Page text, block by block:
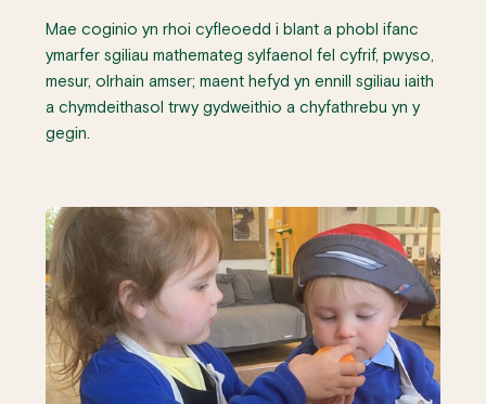
Mae coginio yn rhoi cyfleoedd i blant a phobl ifanc
ymarfer sgiliau mathemateg sylfaenol fel cyfrif, pwyso,
mesur, olrhain amser; maent hefyd yn ennill sgiliau iaith
a chymdeithasol trwy gydweithio a chyfathrebu yn y
gegin.